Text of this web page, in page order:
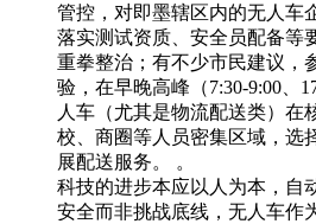
管控，对即墨辖区内的无人车
落实测试资质、安全员配备等
重拳整治；有不少市民建议，
验，在早晚高峰（7:30-9:00、
人车（尤其是物流配送类）在
校、商圈等人员密集区域，选
展配送服务。 。
科技的进步本应以人为本，自
安全而非挑战底线，无人车作